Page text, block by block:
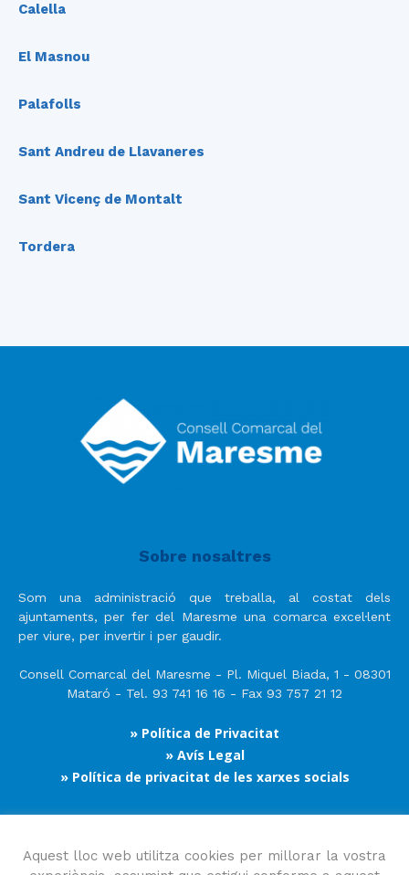
Calella
El Masnou
Palafolls
Sant Andreu de Llavaneres
Sant Vicenç de Montalt
Tordera
Sobre nosaltres
Som una administració que treballa, al costat dels
ajuntaments, per fer del Maresme una comarca excel·lent
per viure, per invertir i per gaudir.
Consell Comarcal del Maresme - Pl. Miquel Biada, 1 - 08301
Mataró - Tel. 93 741 16 16 - Fax 93 757 21 12
» Política de Privacitat
» Avís Legal
» Política de privacitat de les xarxes socials
Segueix-nos
Aquest lloc web utilitza cookies per millorar la vostra